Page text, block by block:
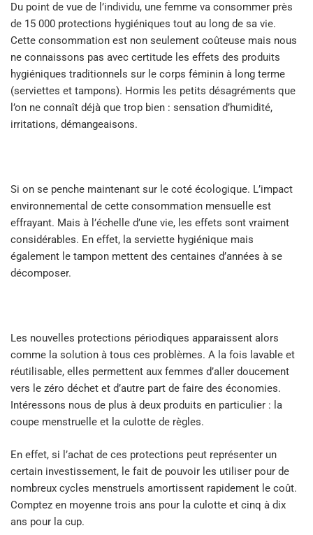
Du point de vue de l’individu, une femme va consommer près
de 15 000 protections hygiéniques tout au long de sa vie.
Cette consommation est non seulement coûteuse mais nous
ne connaissons pas avec certitude les effets des produits
hygiéniques traditionnels sur le corps féminin à long terme
(serviettes et tampons). Hormis les petits désagréments que
l’on ne connaît déjà que trop bien : sensation d’humidité,
irritations, démangeaisons.
Si on se penche maintenant sur le coté écologique. L’impact
environnemental de cette consommation mensuelle est
effrayant. Mais à l’échelle d’une vie, les effets sont vraiment
considérables. En effet, la serviette hygiénique mais
également le tampon mettent des centaines d’années à se
décomposer.
Les nouvelles protections périodiques apparaissent alors
comme la solution à tous ces problèmes. A la fois lavable et
réutilisable, elles permettent aux femmes d’aller doucement
vers le zéro déchet et d’autre part de faire des économies.
Intéressons nous de plus à deux produits en particulier : la
coupe menstruelle et la culotte de règles.
En effet, si l’achat de ces protections peut représenter un
certain investissement, le fait de pouvoir les utiliser pour de
nombreux cycles menstruels amortissent rapidement le coût.
Comptez en moyenne trois ans pour la culotte et cinq à dix
ans pour la cup.